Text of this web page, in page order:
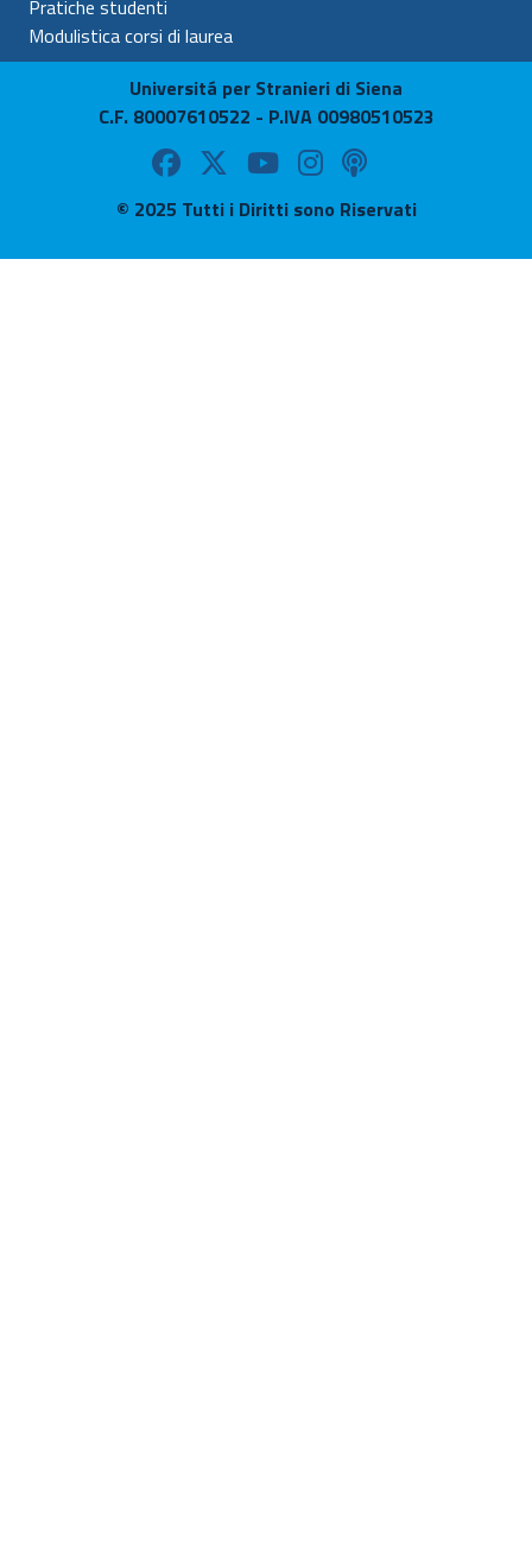
Pratiche studenti
Modulistica corsi di laurea
Universitá per Stranieri di Siena
C.F. 80007610522 - P.IVA 00980510523
© 2025 Tutti i Diritti sono Riservati